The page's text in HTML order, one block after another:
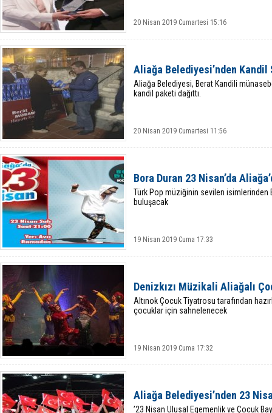
20 Nisan 2019 Cumartesi 15:16
Aliağa Belediyesi’nden Kandil
Aliağa Belediyesi, Berat Kandili
kandil paketi dağıttı.
20 Nisan 2019 Cumartesi 11:56
Bora Duran 23 Nisan’da
Türk Pop müziğinin sevilen isimlerinden
buluşacak
19 Nisan 2019 Cuma 17:33
Denizkızı Müzikali Aliağalı
Altınok Çocuk Tiyatrosu tarafından
çocuklar için sahnelenecek
19 Nisan 2019 Cuma 17:32
Aliağa Belediyesi’nden 23
’23 Nisan Ulusal Egemenlik ve Çocuk